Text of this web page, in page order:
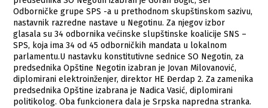
Odborničke grupe SPS -a u prethodnom skupštinskom sazivu,
nastavnik razredne nastave u Negotinu. Za njegov izbor
glasala su 34 odbornika većinske slupštinske koalicije SNS –
SPS, koja ima 34 od 45 odborničkih mandata u lokalnom
parlamentu.U nastavku konstitutivne sednice SO Negotin, za
predsednika Opštine Negotin izabran je Jovan Milovanović,
diplomirani elektroinženjer, direktor HE Đerdap 2. Za zamenika
predsednika Opštine izabrana je Nadica Vasić, diplomirani
politikolog. Oba funkcionera dala je Srpska napredna stranka.